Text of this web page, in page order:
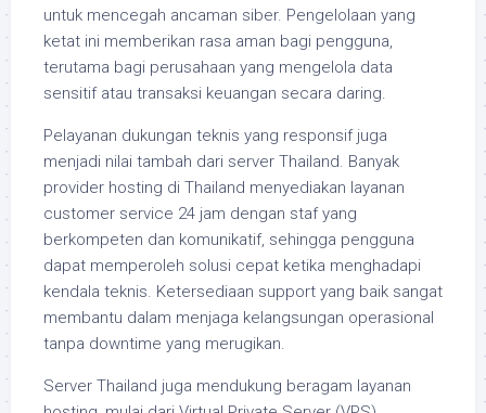
untuk mencegah ancaman siber. Pengelolaan yang
ketat ini memberikan rasa aman bagi pengguna,
terutama bagi perusahaan yang mengelola data
sensitif atau transaksi keuangan secara daring.
Pelayanan dukungan teknis yang responsif juga
menjadi nilai tambah dari server Thailand. Banyak
provider hosting di Thailand menyediakan layanan
customer service 24 jam dengan staf yang
berkompeten dan komunikatif, sehingga pengguna
dapat memperoleh solusi cepat ketika menghadapi
kendala teknis. Ketersediaan support yang baik sangat
membantu dalam menjaga kelangsungan operasional
tanpa downtime yang merugikan.
Server Thailand juga mendukung beragam layanan